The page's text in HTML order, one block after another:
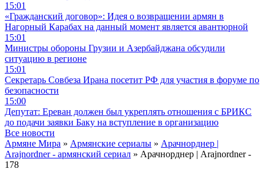
15:01
«Гражданский договор»: Идея о возвращении армян в
Нагорный Карабах на данный момент является авантюрной
15:01
Министры обороны Грузии и Азербайджана обсудили
ситуацию в регионе
15:01
Секретарь Совбеза Ирана посетит РФ для участия в форуме по
безопасности
15:00
Депутат: Ереван должен был укреплять отношения с БРИКС
до подачи заявки Баку на вступление в организацию
Все новости
Армяне Мира » Армянские сериалы » Арачнорднер |
Arajnordner - армянский сериал » Арачнорднер | Arajnordner -
178